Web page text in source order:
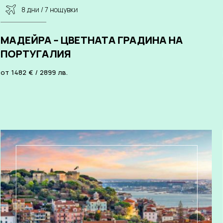
8 дни / 7 нощувки
МАДЕЙРА – ЦВЕТНАТА ГРАДИНА НА
ПОРТУГАЛИЯ
от 1482 € / 2899 лв.